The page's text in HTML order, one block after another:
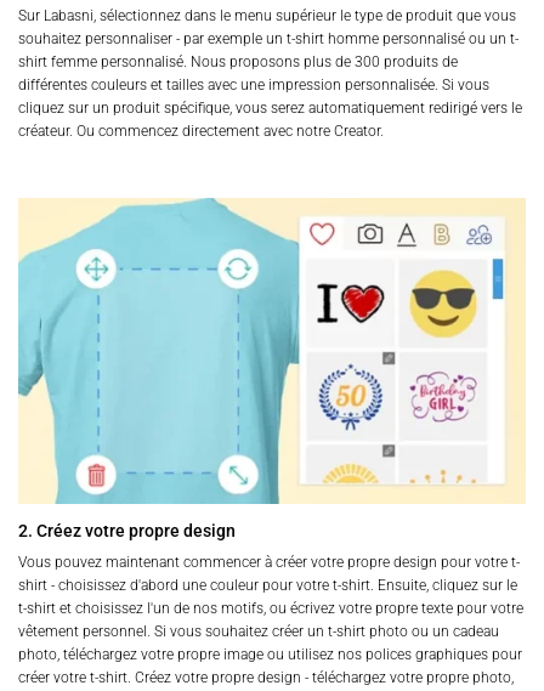
Sur Labasni, sélectionnez dans le menu supérieur le type de produit que vous
souhaitez personnaliser - par exemple un t-shirt homme personnalisé ou un t-
shirt femme personnalisé. Nous proposons plus de 300 produits de
différentes couleurs et tailles avec une impression personnalisée. Si vous
cliquez sur un produit spécifique, vous serez automatiquement redirigé vers le
créateur. Ou commencez directement avec notre Creator.
2. Créez votre propre design
Vous pouvez maintenant commencer à créer votre propre design pour votre t-
shirt - choisissez d'abord une couleur pour votre t-shirt. Ensuite, cliquez sur le
t-shirt et choisissez l'un de nos motifs, ou écrivez votre propre texte pour votre
vêtement personnel. Si vous souhaitez créer un t-shirt photo ou un cadeau
photo, téléchargez votre propre image ou utilisez nos polices graphiques pour
créer votre t-shirt. Créez votre propre design - téléchargez votre propre photo,